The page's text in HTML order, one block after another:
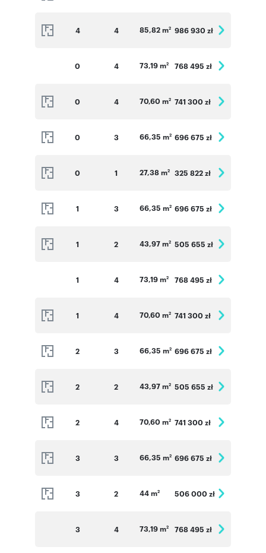
4 4 85,82 m2 986 930 zł
0 4 73,19 m2 768 495 zł
0 4 70,60 m2 741 300 zł
0 3 66,35 m2 696 675 zł
0 1 27,38 m2 325 822 zł
1 3 66,35 m2 696 675 zł
1 2 43,97 m2 505 655 zł
1 4 73,19 m2 768 495 zł
1 4 70,60 m2 741 300 zł
2 3 66,35 m2 696 675 zł
2 2 43,97 m2 505 655 zł
2 4 70,60 m2 741 300 zł
3 3 66,35 m2 696 675 zł
3 2 44 m2 506 000 zł
3 4 73,19 m2 768 495 zł